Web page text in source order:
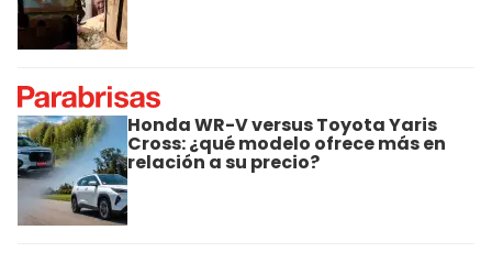
Honda WR-V versus Toyota Yaris
Cross: ¿qué modelo ofrece más en
relación a su precio?